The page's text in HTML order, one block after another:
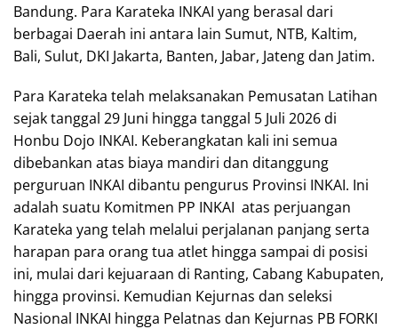
Bandung. Para Karateka INKAI yang berasal dari
berbagai Daerah ini antara lain Sumut, NTB, Kaltim,
Bali, Sulut, DKI Jakarta, Banten, Jabar, Jateng dan Jatim.
Para Karateka telah melaksanakan Pemusatan Latihan
sejak tanggal 29 Juni hingga tanggal 5 Juli 2026 di
Honbu Dojo INKAI. Keberangkatan kali ini semua
dibebankan atas biaya mandiri dan ditanggung
perguruan INKAI dibantu pengurus Provinsi INKAI. Ini
adalah suatu Komitmen PP INKAI atas perjuangan
Karateka yang telah melalui perjalanan panjang serta
harapan para orang tua atlet hingga sampai di posisi
ini, mulai dari kejuaraan di Ranting, Cabang Kabupaten,
hingga provinsi. Kemudian Kejurnas dan seleksi
Nasional INKAI hingga Pelatnas dan Kejurnas PB FORKI